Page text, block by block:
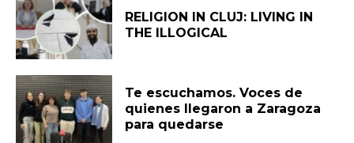
RELIGION IN CLUJ: LIVING IN
THE ILLOGICAL
Te escuchamos. Voces de
quienes llegaron a Zaragoza
para quedarse